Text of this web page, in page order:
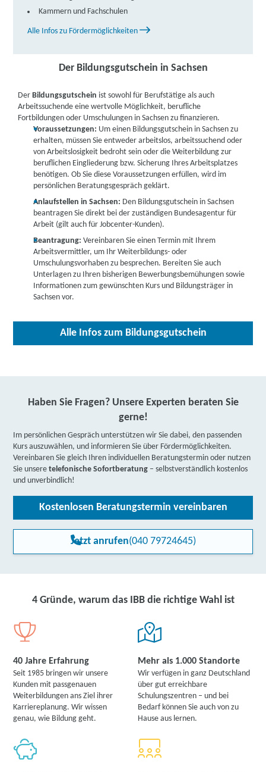
TÜV Rheinland Akademie GmbH | Lauchhammer
Straße 20, 01591 Riesa
Donner + Partner GmbH Sachsen | Braunsteichweg
weitere Informationen
Fortbildungsakademie der Wirtschaft (faw)
gemeinnützige Gesellschaft mbH | Nischwitzer
Breite 2, 04808 WurzenPartner
weitere Informationen
Donner + Partner GmbH Sachsen | Christian-
Keimann-Straße 44, 02763 Zittau
weitere Informationen
Fortbildungsakademie der Wirtschaft (faw)
gemeinnützige Gesellschaft mbH | Rathenaustraße
weitere Informationen
08056 ZwickauPartner
weitere Informationen
Fortbildungsakademie der Wirtschaft (faw)
gemeinnützige Gesellschaft mbH | Hauptstraße 18 -
20, 08056 Zwickau Partner
Kammern und Fachschulen
Alle Infos zu Fördermöglichkeiten
Der Bildungsgutschein in Sachsen
Der Bildungsgutschein ist sowohl für Berufstätige als auch
Arbeitssuchende eine wertvolle Möglichkeit, berufliche
Fortbildungen oder Umschulungen in Sachsen zu finanzieren.
Voraussetzungen: Um einen Bildungsgutschein in Sachsen zu
erhalten, müssen Sie entweder arbeitslos, arbeitssuchend oder
von Arbeitslosigkeit bedroht sein oder die Weiterbildung zur
beruflichen Eingliederung bzw. Sicherung Ihres Arbeitsplatzes
benötigen. Ob Sie diese Voraussetzungen erfüllen, wird im
persönlichen Beratungsgespräch geklärt.
Anlaufstellen in Sachsen: Den Bildungsgutschein in Sachsen
beantragen Sie direkt bei der zuständigen Bundesagentur für
Arbeit (gilt auch für Jobcenter-Kunden).
Beantragung: Vereinbaren Sie einen Termin mit Ihrem
Arbeitsvermittler, um Ihr Weiterbildungs- oder
Umschulungsvorhaben zu besprechen. Bereiten Sie auch
Unterlagen zu Ihren bisherigen Bewerbungsbemühungen sowie
Informationen zum gewünschten Kurs und Bildungsträger in
Sachsen vor.
Alle Infos zum Bildungsgutschein
Haben Sie Fragen? Unsere Experten beraten Sie
gerne!
Im persönlichen Gespräch unterstützen wir Sie dabei, den passenden
Kurs auszuwählen, und informieren Sie über Fördermöglichkeiten.
Vereinbaren Sie gleich Ihren individuellen Beratungstermin oder nutzen
Sie unseretelefonische Sofortberatung – selbstverständlich kostenlos
und unverbindlich!
Kostenlosen Beratungstermin vereinbaren
Jetzt anrufen(040 79724645)
4 Gründe, warum das IBB die richtige Wahl ist
40 Jahre Erfahrung
Seit 1985 bringen wir unsere
Kunden mit passgenauen
Weiterbildungen ans Ziel ihrer
Karriereplanung. Wir wissen
genau, wie Bildung geht.
Mehr als 1.000 Standorte
Wir verfügen in ganz Deutschland
über gut erreichbare
Schulungszentren – und bei
Bedarf können Sie auch von zu
Hause aus lernen.